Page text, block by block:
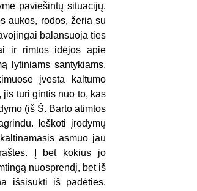
paviešintų situacijų,
aukos, rodos, žeria su
balansuoja ties
ir rimtos idėjos apie
lytiniams santykiams.
įvesta kaltumo
turi gintis nuo to, kas
(iš Š. Barto atimtos
Ieškoti įrodymų
asmuo jau
Į bet kokius jo
nuosprendį, bet iš
išsisukti iš padėties.